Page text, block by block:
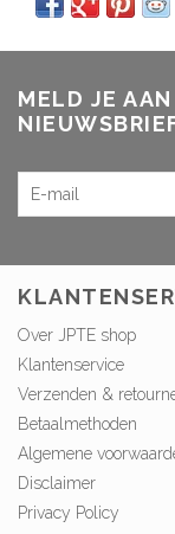
MELD JE
Over JPTE shop
Klantenservice
Verzenden &
Betaalmethoden
Algemene
Disclaimer
Privacy Policy